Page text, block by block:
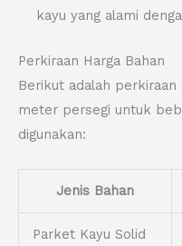
kayu yang alami
Perkiraan Harga Bahan
Berikut adalah
meter persegi untuk
digunakan:
Jenis Bahan
Parket Kayu Solid